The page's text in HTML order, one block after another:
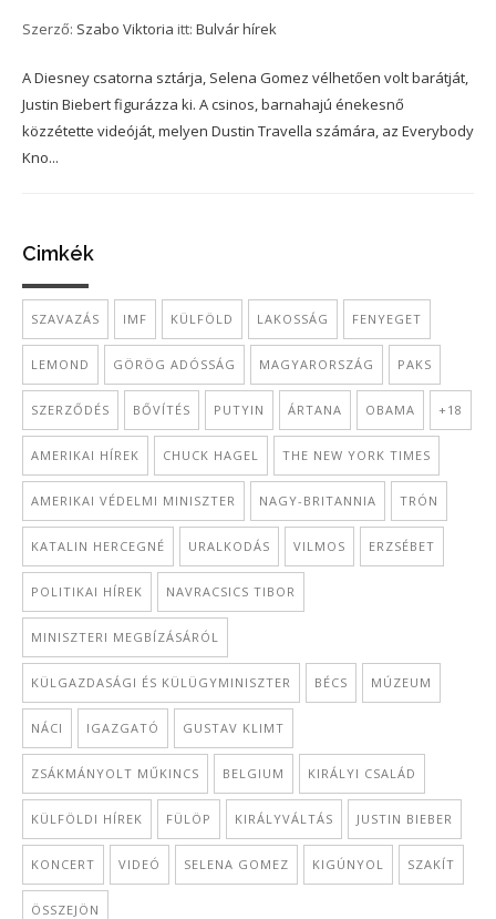
Szerző: Szabo Viktoria itt: Bulvár hírek
A Diesney csatorna sztárja, Selena Gomez vélhetően volt barátját,
Justin Biebert figurázza ki. A csinos, barnahajú énekesnő
közzétette videóját, melyen Dustin Travella számára, az Everybody
Kno...
Cimkék
SZAVAZÁS IMF KÜLFÖLD LAKOSSÁG FENYEGET
LEMOND GÖRÖG ADÓSSÁG MAGYARORSZÁG PAKS
SZERZŐDÉS BŐVÍTÉS PUTYIN ÁRTANA OBAMA +18
AMERIKAI HÍREK CHUCK HAGEL THE NEW YORK TIMES
AMERIKAI VÉDELMI MINISZTER NAGY-BRITANNIA TRÓN
KATALIN HERCEGNÉ URALKODÁS VILMOS ERZSÉBET
POLITIKAI HÍREK NAVRACSICS TIBOR
MINISZTERI MEGBÍZÁSÁRÓL
KÜLGAZDASÁGI ÉS KÜLÜGYMINISZTER BÉCS MÚZEUM
NÁCI IGAZGATÓ GUSTAV KLIMT
ZSÁKMÁNYOLT MŰKINCS BELGIUM KIRÁLYI CSALÁD
KÜLFÖLDI HÍREK FÜLÖP KIRÁLYVÁLTÁS JUSTIN BIEBER
KONCERT VIDEÓ SELENA GOMEZ KIGÚNYOL SZAKÍT
ÖSSZEJÖN